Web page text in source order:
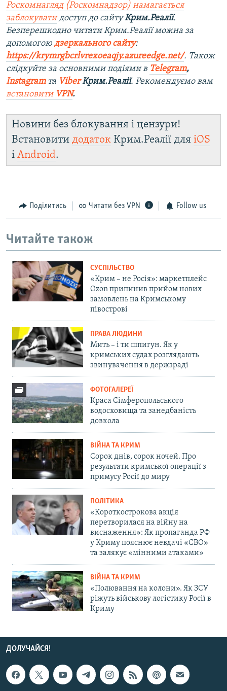
Роскомнагляд (Роскомнадзор) намагається
заблокуватидоступ до сайтуКрим.Реалії.
Безперешкодно читати Крим.Реалії можна за
допомогою дзеркального сайту:
https://krymrgbcrlvrexoeaqjy.azureedge.net/. Також
слідкуйте за основними подіями в Telegram,
Instagramта ViberКрим.Реалії. Рекомендуємо вам
встановити VPN.
Новини без блокування і цензури!
Встановити додаток Крим.Реалії для iOS
і Android.
Поділитись Читати без VPN Follow us
Читайте також
СУСПІЛЬСТВО
«Крим – не Росія»: маркетплейс
Ozon припинив прийом нових
замовлень на Кримському
півострові
ПРАВА ЛЮДИНИ
Мить – і ти шпигун. Як у
кримських судах розглядають
звинувачення в держзраді
ФОТОГАЛЕРЕЇ
Краса Сімферопольського
водосховища та занедбаність
довкола
ВІЙНА ТА КРИМ
Сорок днів, сорок ночей. Про
результати кримської операції з
примусу Росії до миру
ПОЛІТИКА
«Короткострокова акція
перетворилася на війну на
виснаження»: Як пропаганда РФ
у Криму пояснює невдачі «СВО»
та залякує «мінними атаками»
ВІЙНА ТА КРИМ
«Полювання на колони». Як ЗСУ
ріжуть військову логістику Росії в
Криму
ДОЛУЧАЙСЯ!